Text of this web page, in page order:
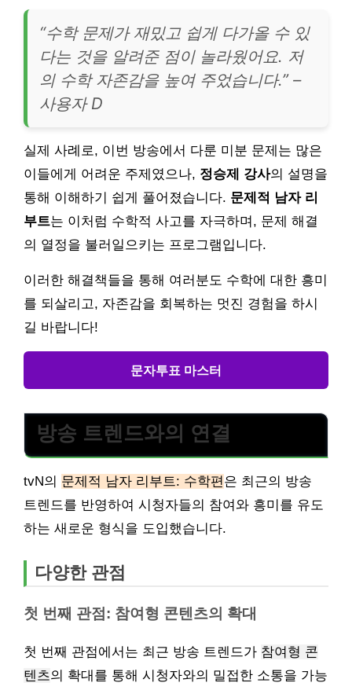
“수학 문제가 재밌고 쉽게 다가올 수 있
다는 것을 알려준 점이 놀라웠어요. 저
의 수학 자존감을 높여 주었습니다.” –
사용자 D
실제 사례로, 이번 방송에서 다룬 미분 문제는 많은
이들에게 어려운 주제였으나, 정승제 강사의 설명을
통해 이해하기 쉽게 풀어졌습니다. 문제적 남자 리
부트는 이처럼 수학적 사고를 자극하며, 문제 해결
의 열정을 불러일으키는 프로그램입니다.
이러한 해결책들을 통해 여러분도 수학에 대한 흥미
를 되살리고, 자존감을 회복하는 멋진 경험을 하시
길 바랍니다!
문자투표 마스터
방송 트렌드와의 연결
tvN의 문제적 남자 리부트: 수학편은 최근의 방송
트렌드를 반영하여 시청자들의 참여와 흥미를 유도
하는 새로운 형식을 도입했습니다.
다양한 관점
첫 번째 관점: 참여형 콘텐츠의 확대
첫 번째 관점에서는 최근 방송 트렌드가 참여형 콘
텐츠의 확대를 통해 시청자와의 밀접한 소통을 가능